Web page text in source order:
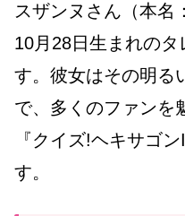
スザンヌさん（本名
10月28日生まれの
す。彼女はその明る
で、多くのファンを
『クイズ!ヘキサゴ
す。